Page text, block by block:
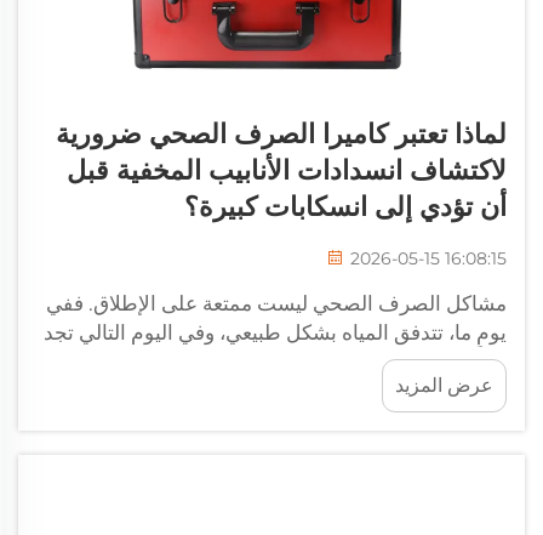
لماذا تعتبر كاميرا الصرف الصحي ضرورية
لاكتشاف انسدادات الأنابيب المخفية قبل
أن تؤدي إلى انسكابات كبيرة؟
2026-05-15 16:08:15
مشاكل الصرف الصحي ليست ممتعة على الإطلاق. ففي
يومٍ ما، تتدفق المياه بشكل طبيعي، وفي اليوم التالي تجد
المياه تعود إلى قبو منزلك أو رائحة كريهة تنبعث من كل
مصرف في المنزل. والمشكلة الصعبة في الأنابيب تحت
الأرض هي أنك لا تستطيع رؤيتها...
عرض المزيد